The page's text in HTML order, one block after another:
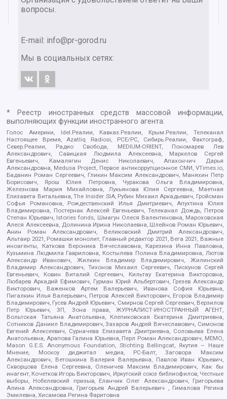
вопросы.
E-mail: info@pr-gorod.ru
Мы в социальных сетях:
* Реестр иностранных средств массовой информации,
выполняющих функции иностранного агента:
Голос Америки, Idel.Реалии, Кавказ.Реалии, Крым.Реалии, Телеканал
Настоящее Время, Azatliq Radiosi, PCE/PC, Сибирь.Реалии, Фактограф,
Север.Реалии, Радио Свобода, MEDIUM-ORIENT, Пономарев Лев
Александрович, Савицкая Людмила Алексеевна, Маркелов Сергей
Евгеньевич, Камалягин Денис Николаевич, Апахончич Дарья
Александровна, Medusa Project, Первое антикоррупционное СМИ, VTimes.io,
Баданин Роман Сергеевич, Гликин Максим Александрович, Маняхин Петр
Борисович, Ярош Юлия Петровна, Чуракова Ольга Владимировна,
Железнова Мария Михайловна, Лукьянова Юлия Сергеевна, Маетная
Елизавета Витальевна, The Insider SIA, Рубин Михаил Аркадьевич, Гройсман
Софья Романовна, Рождественский Илья Дмитриевич, Апухтина Юлия
Владимировна, Постернак Алексей Евгеньевич, Телеканал Дождь, Петров
Степан Юрьевич, Istories fonds, Шмагун Олеся Валентиновна, Мароховская
Алеся Алексеевна, Долинина Ирина Николаевна, Шлейнов Роман Юрьевич,
Анин Роман Александрович, Великовский Дмитрий Александрович,
Альтаир 2021, Ромашки монолит, Главный редактор 2021, Вега 2021, Важные
иноагенты, Каткова Вероника Вячеславовна, Карезина Инна Павловна,
Кузьмина Людмила Гавриловна, Костылева Полина Владимировна, Лютов
Александр Иванович, Жилкин Владимир Владимирович, Жилинский
Владимир Александрович, Тихонов Михаил Сергеевич, Пискунов Сергей
Евгеньевич, Ковин Виталий Сергеевич, Кильтау Екатерина Викторовна,
Любарев Аркадий Ефимович, Гурман Юрий Альбертович, Грезев Александр
Викторович, Важенков Артем Валерьевич, Иванова София Юрьевна,
Пигалкин Илья Валерьевич, Петров Алексей Викторович, Егоров Владимир
Владимирович, Гусев Андрей Юрьевич, Смирнов Сергей Сергеевич, Верзилов
Петр Юрьевич, ЗП, Зона права, ЖУРНАЛИСТ-ИНОСТРАННЫЙ АГЕНТ,
Вольтская Татьяна Анатольевна, Клепиковская Екатерина Дмитриевна,
Сотников Даниил Владимирович, Захаров Андрей Вячеславович, Симонов
Евгений Алексеевич, Сурначева Елизавета Дмитриевна, Соловьева Елена
Анатольевна, Арапова Галина Юрьевна, Перл Роман Александрович, МЕМО,
Mason G.E.S. Anonymous Foundation, Stichting Bellingcat, Якутия – Наше
Мнение, Москоу диджитал медиа, РС-Балт, Заговора Максим
Александрович, Ветошкина Валерия Валерьевна, Павлов Иван Юрьевич,
Скворцова Елена Сергеевна, Оленичев Максим Владимирович, Как бы
инагент, Кочетков Игорь Викторович, Иркутский союз библиофилов, Честные
выборы, Нобелевский призыв, Еланчик Олег Александрович, Григорьева
Алина Александровна, Григорьев Андрей Валерьевич , Гималова Регина
Эмилевна, Хисамова Регина Фаритовна